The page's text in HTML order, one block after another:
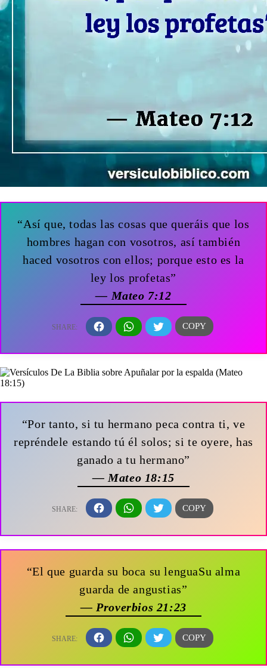
“Así que, todas las cosas que queráis que los
hombres hagan con vosotros, así también
haced vosotros con ellos; porque esto es la
ley los profetas”
— Mateo 7:12
“Por tanto, si tu hermano peca contra ti, ve
repréndele estando tú él solos; si te oyere, has
ganado a tu hermano”
— Mateo 18:15
“El que guarda su boca su lenguaSu alma
guarda de angustias”
— Proverbios 21:23